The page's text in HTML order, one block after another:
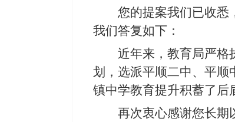
您的提案我们已收悉
我们答复如下：
近年来，教育局严格
划，选派平顺二中、平顺
镇中学教育提升积蓄了后
再次衷心感谢您长期